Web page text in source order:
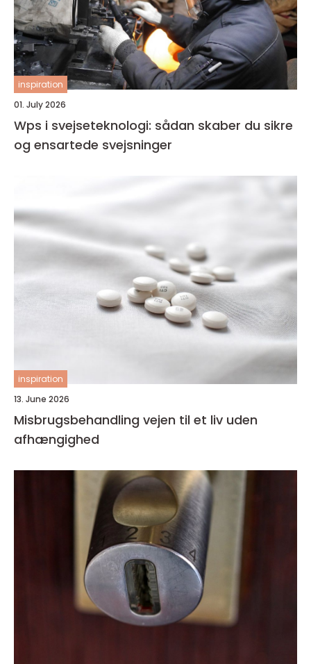
inspiration
01. July 2026
Wps i svejseteknologi: sådan skaber du sikre
og ensartede svejsninger
inspiration
13. June 2026
Misbrugsbehandling vejen til et liv uden
afhængighed